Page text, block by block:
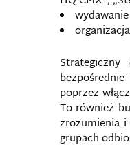
poprzez
To również
zrozumienia
grupach